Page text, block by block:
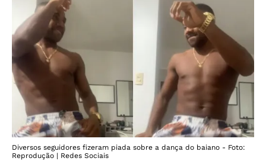
Diversos seguidores fizeram piada sobre a dança do baiano - Foto:
Reprodução | Redes Sociais